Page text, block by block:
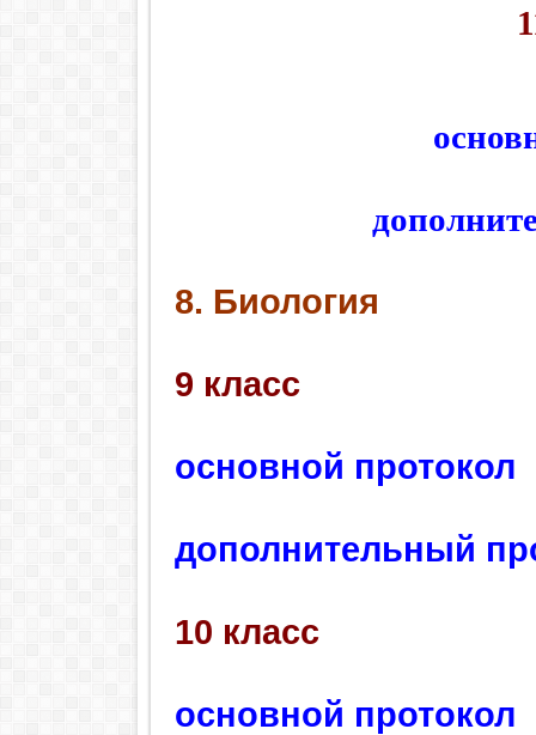
8. Биология
9 класс
основной протокол
дополнительный
10 класс
основной протокол